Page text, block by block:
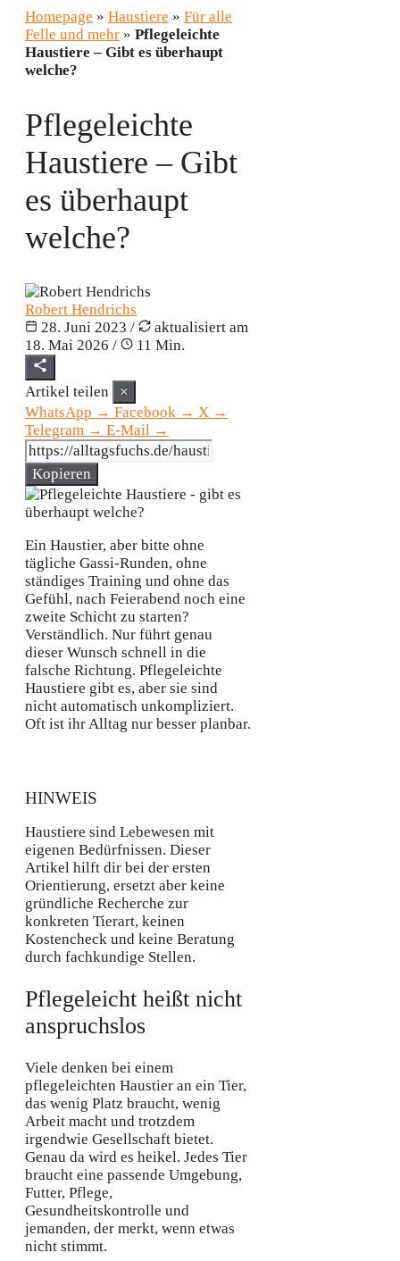
Homepage » Haustiere » Für alle
Felle und mehr » Pflegeleichte
Haustiere – Gibt es überhaupt
welche?
Pflegeleichte
Haustiere – Gibt
es überhaupt
welche?
Robert Hendrichs
28. Juni 2023 /
aktualisiert am
18. Mai 2026 / 11 Min.
Artikel teilen
×
WhatsApp → Facebook → X →
Telegram → E-Mail →
Kopieren
Ein Haustier, aber bitte ohne
tägliche Gassi-Runden, ohne
ständiges Training und ohne das
Gefühl, nach Feierabend noch eine
zweite Schicht zu starten?
Verständlich. Nur führt genau
dieser Wunsch schnell in die
falsche Richtung. Pflegeleichte
Haustiere gibt es, aber sie sind
nicht automatisch unkompliziert.
Oft ist ihr Alltag nur besser planbar.
HINWEIS
Haustiere sind Lebewesen mit
eigenen Bedürfnissen. Dieser
Artikel hilft dir bei der ersten
Orientierung, ersetzt aber keine
gründliche Recherche zur
konkreten Tierart, keinen
Kostencheck und keine Beratung
durch fachkundige Stellen.
Pflegeleicht heißt nicht
anspruchslos
Viele denken bei einem
pflegeleichten Haustier an ein Tier,
das wenig Platz braucht, wenig
Arbeit macht und trotzdem
irgendwie Gesellschaft bietet.
Genau da wird es heikel. Jedes Tier
braucht eine passende Umgebung,
Futter, Pflege,
Gesundheitskontrolle und
jemanden, der merkt, wenn etwas
nicht stimmt.